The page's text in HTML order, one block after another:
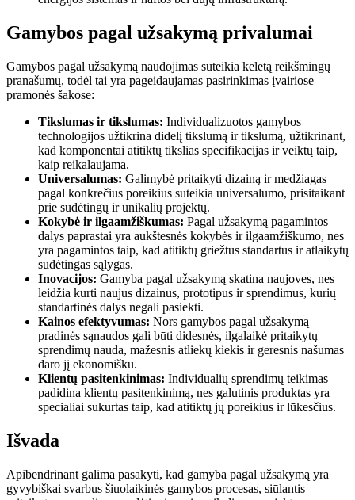
Gamybos pagal užsakymą privalumai
Gamybos pagal užsakymą naudojimas suteikia keletą reikšmingų
pranašumų, todėl tai yra pageidaujamas pasirinkimas įvairiose
pramonės šakose:
Tikslumas ir tikslumas: Individualizuotos gamybos
technologijos užtikrina didelį tikslumą ir tikslumą, užtikrinant,
kad komponentai atitiktų tikslias specifikacijas ir veiktų taip,
kaip reikalaujama.
Universalumas: Galimybė pritaikyti dizainą ir medžiagas
pagal konkrečius poreikius suteikia universalumo, prisitaikant
prie sudėtingų ir unikalių projektų.
Kokybė ir ilgaamžiškumas: Pagal užsakymą pagamintos
dalys paprastai yra aukštesnės kokybės ir ilgaamžiškumo, nes
yra pagamintos taip, kad atitiktų griežtus standartus ir atlaikytų
sudėtingas sąlygas.
Inovacijos: Gamyba pagal užsakymą skatina naujoves, nes
leidžia kurti naujus dizainus, prototipus ir sprendimus, kurių
standartinės dalys negali pasiekti.
Kainos efektyvumas: Nors gamybos pagal užsakymą
pradinės sąnaudos gali būti didesnės, ilgalaikė pritaikytų
sprendimų nauda, ​​mažesnis atliekų kiekis ir geresnis našumas
daro jį ekonomišku.
Klientų pasitenkinimas: Individualių sprendimų teikimas
padidina klientų pasitenkinimą, nes galutinis produktas yra
specialiai sukurtas taip, kad atitiktų jų poreikius ir lūkesčius.
Išvada
Apibendrinant galima pasakyti, kad gamyba pagal užsakymą yra
gyvybiškai svarbus šiuolaikinės gamybos procesas, siūlantis